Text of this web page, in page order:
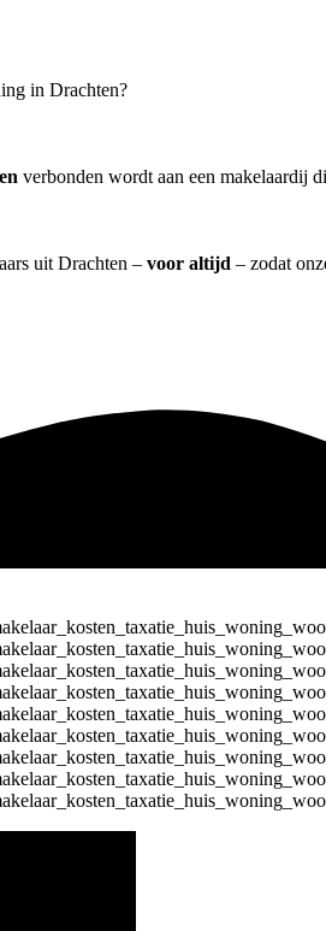
in Drachten?
verbonden wordt aan een makelaardij
uit Drachten – voor altijd – zodat